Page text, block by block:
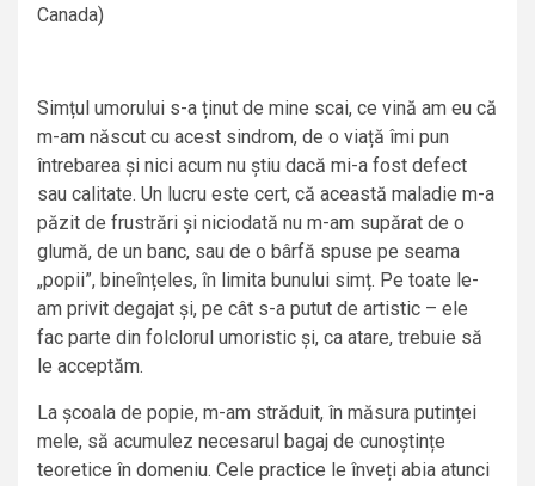
Canada)
Simțul umorului s-a ținut de mine scai, ce vină am eu că
m-am născut cu acest sindrom, de o viață îmi pun
întrebarea și nici acum nu știu dacă mi-a fost defect
sau calitate. Un lucru este cert, că această maladie m-a
păzit de frustrări și niciodată nu m-am supărat de o
glumă, de un banc, sau de o bârfă spuse pe seama
„popii”, bineînțeles, în limita bunului simț. Pe toate le-
am privit degajat și, pe cât s-a putut de artistic – ele
fac parte din folclorul umoristic și, ca atare, trebuie să
le acceptăm.
La școala de popie, m-am străduit, în măsura putinței
mele, să acumulez necesarul bagaj de cunoștințe
teoretice în domeniu. Cele practice le înveți abia atunci